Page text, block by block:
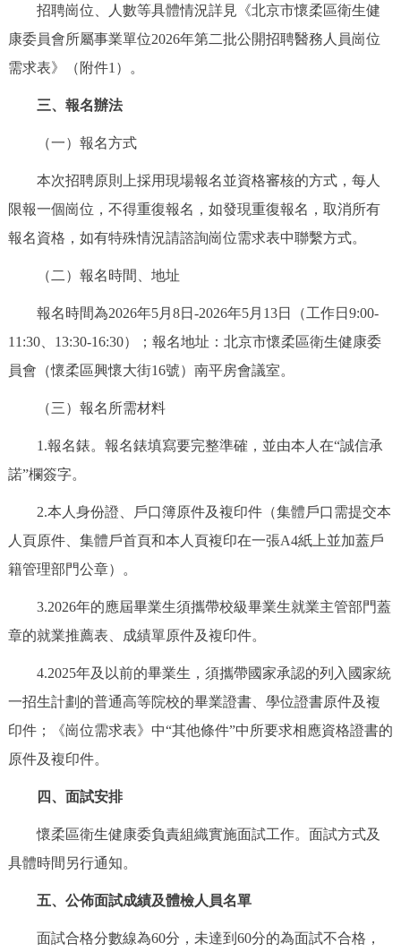
ESPAÑOL العربية PORTUGUÊS
ITALIANO
招聘崗位、人數等具體情況詳見《北京市懷柔區衛生健
康委員會所屬事業單位2026年第二批公開招聘醫務人員崗位
需求表》（附件1）。
三、報名辦法
（一）報名方式
本次招聘原則上採用現場報名並資格審核的方式，每人
限報一個崗位，不得重復報名，如發現重復報名，取消所有
報名資格，如有特殊情況請諮詢崗位需求表中聯繫方式。
（二）報名時間、地址
報名時間為2026年5月8日-2026年5月13日（工作日9:00-
11:30、13:30-16:30）；報名地址：北京市懷柔區衛生健康委
員會（懷柔區興懷大街16號）南平房會議室。
（三）報名所需材料
1.報名錶。報名錶填寫要完整準確，並由本人在“誠信承
諾”欄簽字。
2.本人身份證、戶口簿原件及複印件（集體戶口需提交本
人頁原件、集體戶首頁和本人頁複印在一張A4紙上並加蓋戶
籍管理部門公章）。
3.2026年的應屆畢業生須攜帶校級畢業生就業主管部門蓋
章的就業推薦表、成績單原件及複印件。
4.2025年及以前的畢業生，須攜帶國家承認的列入國家統
一招生計劃的普通高等院校的畢業證書、學位證書原件及複
印件；《崗位需求表》中“其他條件”中所要求相應資格證書的
原件及複印件。
四、面試安排
懷柔區衛生健康委負責組織實施面試工作。面試方式及
具體時間另行通知。
五、公佈面試成績及體檢人員名單
面試合格分數線為60分，未達到60分的為面試不合格，